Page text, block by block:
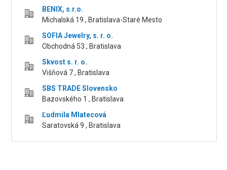
BENIX, s.r.o.
Michalská 19 , Bratislava-Staré Mesto
SOFIA Jewelry, s. r. o.
Obchodná 53 , Bratislava
Skvost s. r. o.
Višňová 7 , Bratislava
SBS TRADE Slovensko
Bazovského 1 , Bratislava
Ľudmila Mlatecová
Saratovská 9 , Bratislava